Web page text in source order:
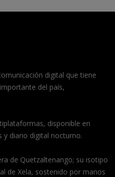
digital que tiene
del país,
disponible en
y diario digital nocturno.
de Quetzaltenango; su isotipo
de Xela, sostenido por manos